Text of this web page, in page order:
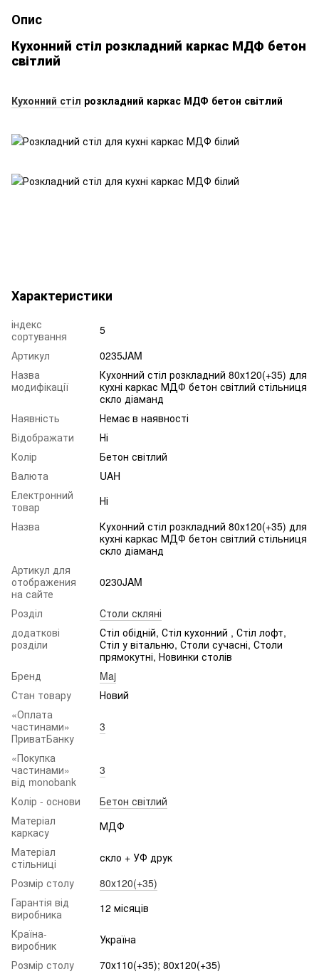
Опис
Кухонний стіл розкладний каркас МДФ бетон
світлий
Кухонний стіл розкладний каркас МДФ бетон світлий
Характеристики
індекс
сортування
5
Артикул
0235JAM
Назва
модифікації
Кухонний стіл розкладний 80х120(+35) для
кухні каркас МДФ бетон світлий стільниця
скло діаманд
Наявність
Немає в наявності
Відображати
Ні
Колір
Бетон світлий
Валюта
UAH
Електронний
товар
Ні
Назва
Кухонний стіл розкладний 80х120(+35) для
кухні каркас МДФ бетон світлий стільниця
скло діаманд
Артикул для
отображения
на сайте
0230JAM
Розділ
Столи скляні
додаткові
розділи
Стіл обідній, Стіл кухонний , Стіл лофт,
Стіл у вітальню, Столи сучасні, Столи
прямокутні, Новинки столів
Бренд
Maj
Стан товару
Новий
«Оплата
частинами»
ПриватБанку
3
«Покупка
частинами»
від monobank
3
Колір - основи
Бетон світлий
Матеріал
каркасу
МДФ
Матеріал
стільниці
скло + УФ друк
Розмір столу
80х120(+35)
Гарантія від
виробника
12 місяців
Країна-
виробник
Україна
Розмір столу
70х110(+35); 80х120(+35)